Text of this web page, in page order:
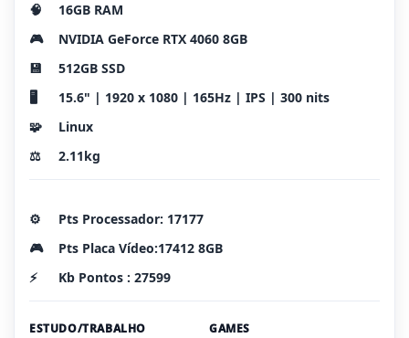
🧠
16GB RAM
🎮
NVIDIA GeForce RTX 4060 8GB
💾
512GB SSD
🖥️
15.6" | 1920 x 1080 | 165Hz | IPS | 300 nits
🧩
Linux
⚖️
2.11kg
⚙️
Pts Processador: 17177
🎮
Pts Placa Vídeo:17412 8GB
⚡
Kb Pontos : 27599
ESTUDO/TRABALHO GAMES